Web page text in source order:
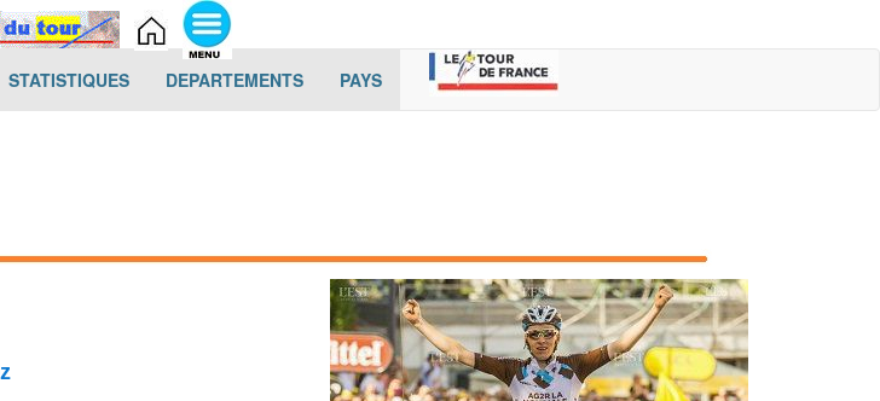
STATISTIQUES(current)DEPARTEMENTS(current)
PAYS(cur